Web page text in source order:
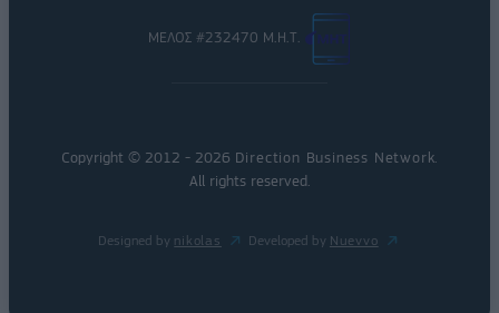
ΜΕΛΟΣ #232470 Μ.Η.Τ.
Copyright © 2012 - 2026 Direction Business Network.
All rights reserved.
Designed by nikolas Developed by Nuevvo